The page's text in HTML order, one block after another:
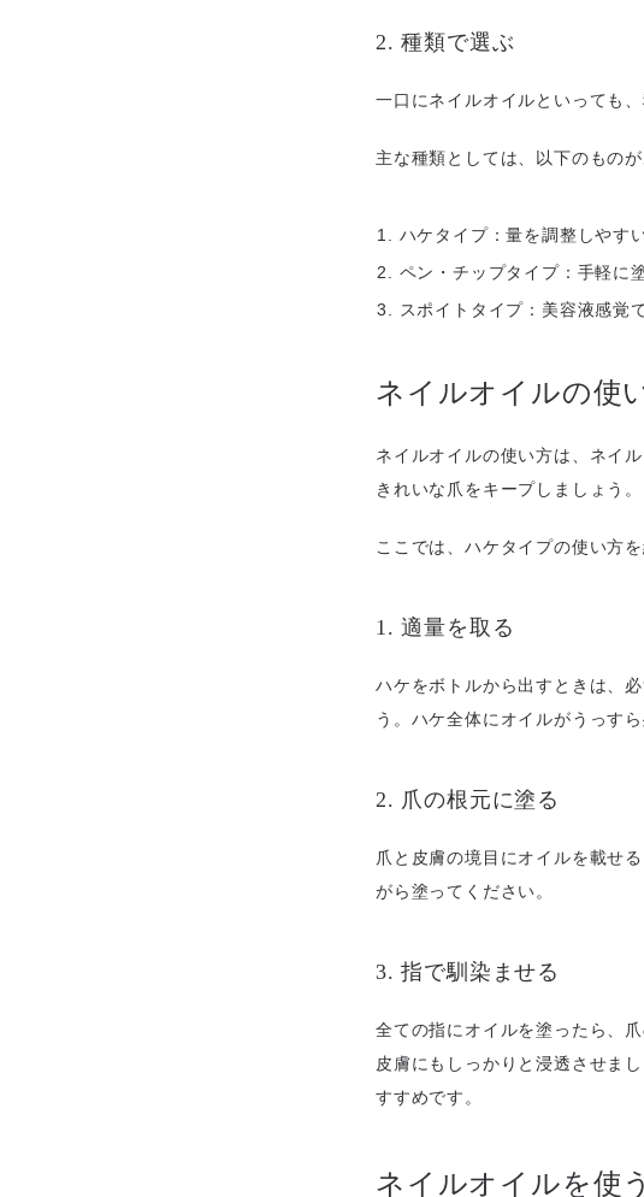
2. 種類で選ぶ
一口にネイルオイルといっても
主な種類としては、以下のものが
ハケタイプ：量を調整しやす
ペン・チップタイプ：手軽に
スポイトタイプ：美容液感覚
ネイルオイルの使
ネイルオイルの使い方は、ネイ
きれいな爪をキープしましょう。
ここでは、ハケタイプの使い方を
1. 適量を取る
ハケをボトルから出すときは、
う。ハケ全体にオイルがうっす
2. 爪の根元に塗る
爪と皮膚の境目にオイルを載せ
がら塗ってください。
3. 指で馴染ませる
全ての指にオイルを塗ったら、
皮膚にもしっかりと浸透させま
すすめです。
ネイルオイルを使